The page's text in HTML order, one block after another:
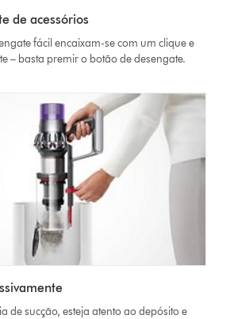
de acessórios
fácil encaixam-se com um clique e
– basta premir o botão de desengate.
de sucção, esteja atento ao depósito e